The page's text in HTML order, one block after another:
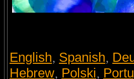
English, Spanish,
Hebrew, Polski,